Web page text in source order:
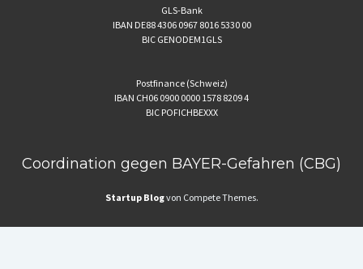
GLS-Bank
IBAN DE88 4306 0967 8016 5330 00
BIC GENODEM1GLS
Postfinance (Schweiz)
IBAN CH06 0900 0000 1578 8209 4
BIC POFICHBEXXX
Coordination gegen BAYER-Gefahren (CBG)
Startup Blogvon Compete Themes.